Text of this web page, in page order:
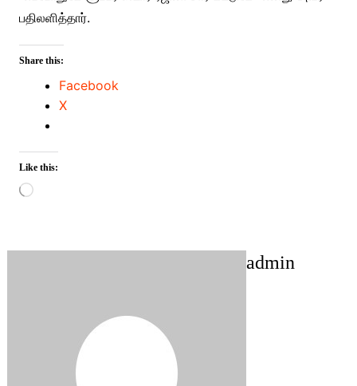
பதிலளித்தார்.
Share this:
Facebook
X
Like this:
Loading…
admin